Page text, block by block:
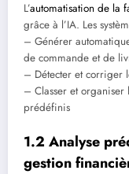
L’automatisation de la
grâce à l’IA. Les
– Générer
de commande et de
– Détecter et corriger
– Classer et organiser
prédéfinis
1.2 Analyse
gestion